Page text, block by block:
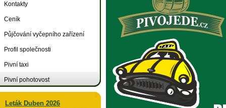
Kontakty
Ceník
Půjčování vyčepního zařízení
Profil společnosti
Pivní taxi
Pivní pohotovost
Leták Duben 2026